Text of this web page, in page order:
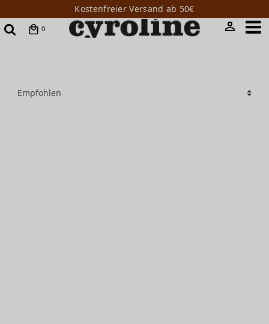
Kostenfreier Versand ab 50€
0